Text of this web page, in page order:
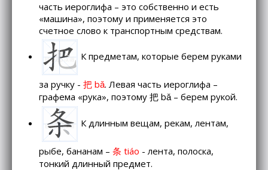
часть иероглифа – это собственно и есть
«машина», поэтому и применяется это
счетное слово к транспортным средствам.
К предметам, которые берем руками
за ручку -把 bǎ. Левая часть иероглифа –
графема «рука», поэтому 把 bǎ – берем рукой.
К длинным вещам, рекам, лентам,
рыбе, бананам –条 tiáo - лента, полоска,
тонкий длинный предмет.